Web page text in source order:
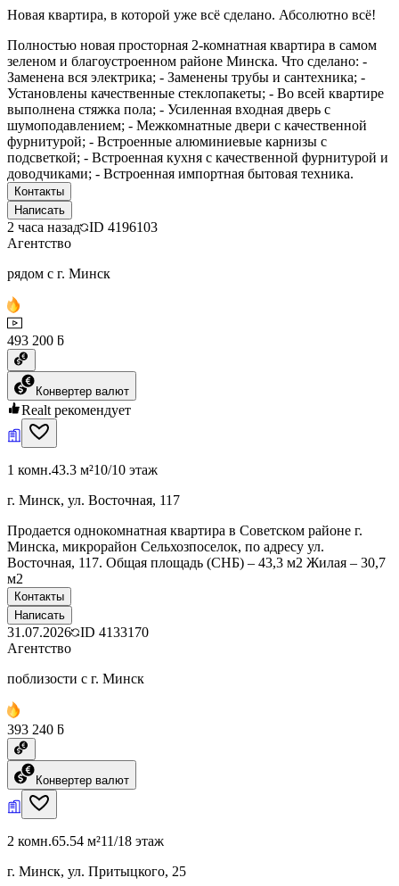
Новая квартира, в которой уже всё сделано. Абсолютно всё!
Полностью новая просторная 2-комнатная квартира в самом
зеленом и благоустроенном районе Минска. Что сделано: -
Заменена вся электрика; - Заменены трубы и сантехника; -
Установлены качественные стеклопакеты; - Во всей квартире
выполнена стяжка пола; - Усиленная входная дверь c
шумоподавлением; - Межкомнатные двери с качественной
фурнитурой; - Встроенные алюминиевые карнизы с
подсветкой; - Встроенная кухня с качественной фурнитурой и
доводчиками; - Встроенная импортная бытовая техника.
Контакты
Написать
2 часа назад ID 4196103
Агентство
рядом с г. Минск
493 200 ƃ
Конвертер валют
Realt рекомендует
1 комн.43.3 м²10/10 этаж
г. Минск, ул. Восточная, 117
Продается однокомнатная квартира в Советском районе г.
Минска, микрорайон Сельхозпоселок, по адресу ул.
Восточная, 117. Общая площадь (СНБ) – 43,3 м2 Жилая – 30,7
м2
Контакты
Написать
31.07.2026 ID 4133170
Агентство
поблизости с г. Минск
393 240 ƃ
Конвертер валют
2 комн.65.54 м²11/18 этаж
г. Минск, ул. Притыцкого, 25